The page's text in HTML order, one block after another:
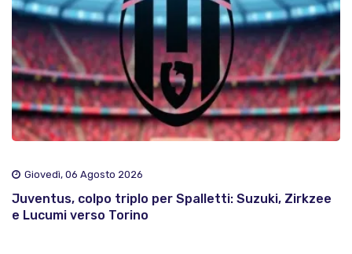
Giovedì, 06 Agosto 2026
Juventus, colpo triplo per Spalletti: Suzuki, Zirkzee
e Lucumi verso Torino